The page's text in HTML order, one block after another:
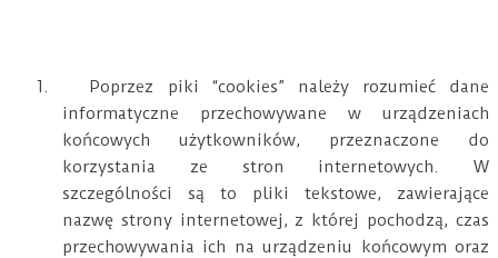
1.
Poprzez piki “cookies” należy rozumieć dane
informatyczne przechowywane w urządzeniach
końcowych użytkowników, przeznaczone do
korzystania ze stron internetowych. W
szczególności są to pliki tekstowe, zawierające
nazwę strony internetowej, z której pochodzą, czas
przechowywania ich na urządzeniu końcowym oraz